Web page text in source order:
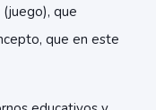
que
que en este